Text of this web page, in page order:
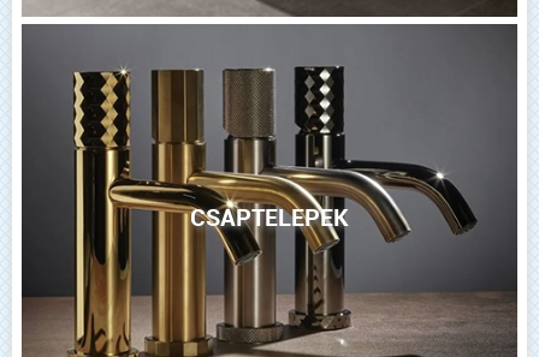
CSAPTELEPEK